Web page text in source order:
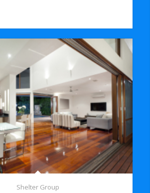
Shelter Group